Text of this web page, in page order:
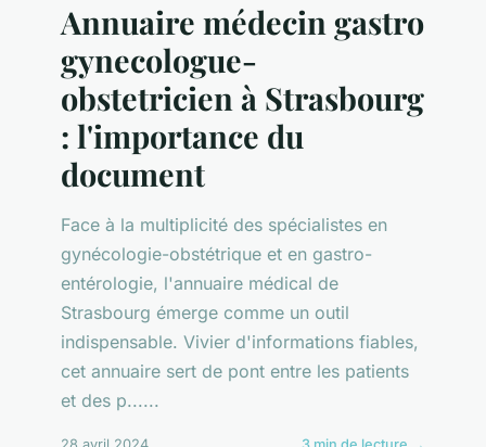
Annuaire médecin gastro
gynecologue-
obstetricien à Strasbourg
: l'importance du
document
Face à la multiplicité des spécialistes en
gynécologie-obstétrique et en gastro-
entérologie, l'annuaire médical de
Strasbourg émerge comme un outil
indispensable. Vivier d'informations fiables,
cet annuaire sert de pont entre les patients
et des p......